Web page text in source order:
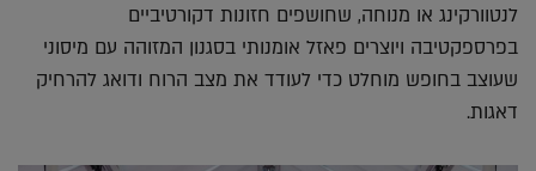
לנטוורקינג או מנוחה, שחושפים חזונות דקורטיביים
בפרספקטיבה ויוצרים פאזל אומנותי בסגנון המזוהה עם מיסוני
שעוצב בחופש מוחלט כדי לעודד את מצב הרוח ודואג להרחיק
דאגות.